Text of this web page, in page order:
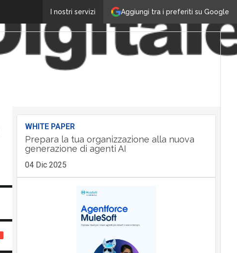
Aggiungi tra i preferiti su Google
I nostri servizi
WHITE PAPER
Prepara la tua organizzazione alla nuova
generazione di agenti AI
04 Dic 2025